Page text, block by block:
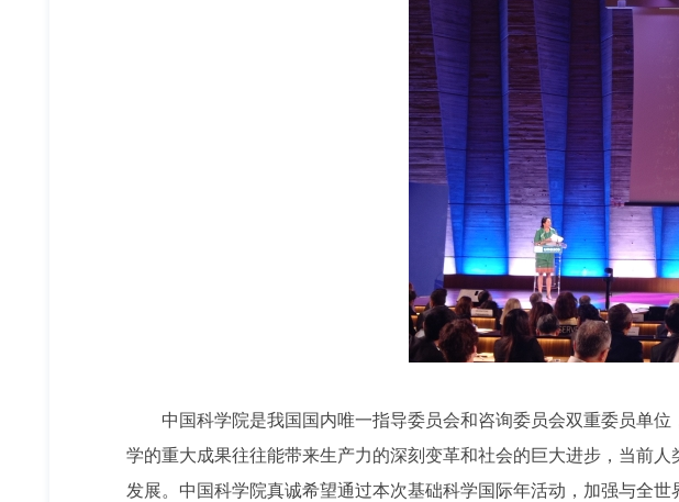
中国科学院是我国国内唯一指导委员会和咨询委员会双重委员单位
学的重大成果往往能带来生产力的深刻变革和社会的巨大进步，当前
发展。中国科学院真诚希望通过本次基础科学国际年活动，加强与全